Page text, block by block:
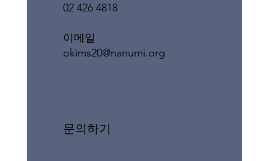
02 426 4818
이메일
okims20@nanumi.org
문의하기